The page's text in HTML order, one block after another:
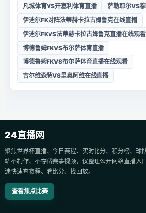
凡城体育VS开塞利体育直播
萨勒耶尔VS
伊迪尔FK对阵法蒂赫卡拉古姆鲁克在线直播
伊迪尔FKVS法蒂赫卡拉古姆鲁克直播在线观看
博德鲁姆FKVS布尔萨体育直播
博德鲁姆FKVS布尔萨体育直播在线观看
吉尔维森特VS里奥阿维在线直播
24直播网
聚焦世界杯直播、今日赛程、实时比分、积分榜、球
站不制作、不存储赛事视频，仅整理公开网络直播入
迷快速查赛程、看比分、找回放。
查看焦点比赛